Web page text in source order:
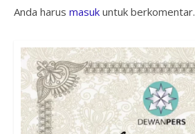
Anda harus masukuntuk berkomentar.